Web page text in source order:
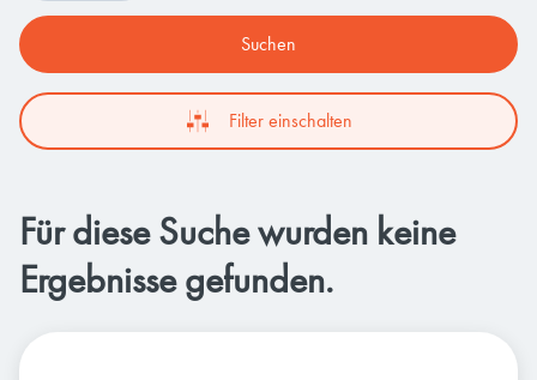
Suchen
Filter einschalten
Für diese Suche wurden keine
Ergebnisse gefunden.